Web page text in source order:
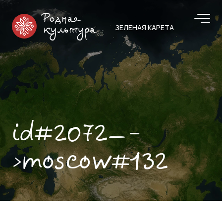
Родная
культура
ЗЕЛЕНАЯ КАРЕТА
id#2072—-
>moscow#132